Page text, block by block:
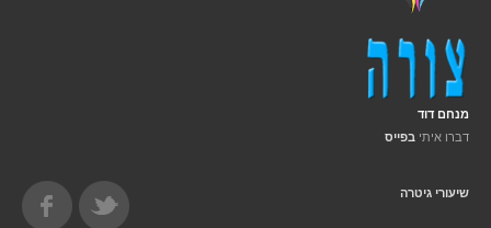
מנחם דוד
דברו איתי בפייס
שיעורי גיטרה